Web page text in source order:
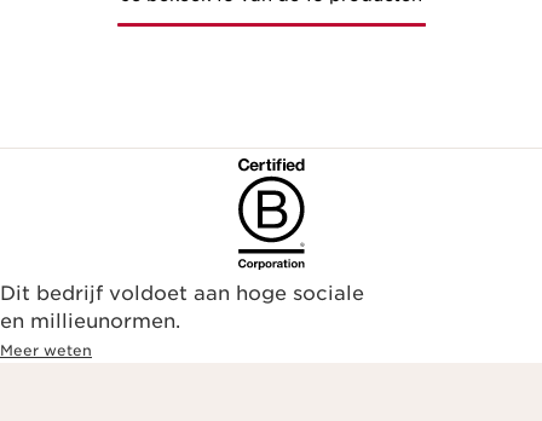
Dit bedrijf voldoet aan hoge sociale
en millieunormen.
Meer weten